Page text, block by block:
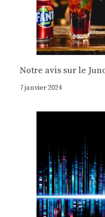
Notre avis sur le
7 janvier 2024